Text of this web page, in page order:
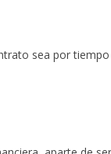
sea por